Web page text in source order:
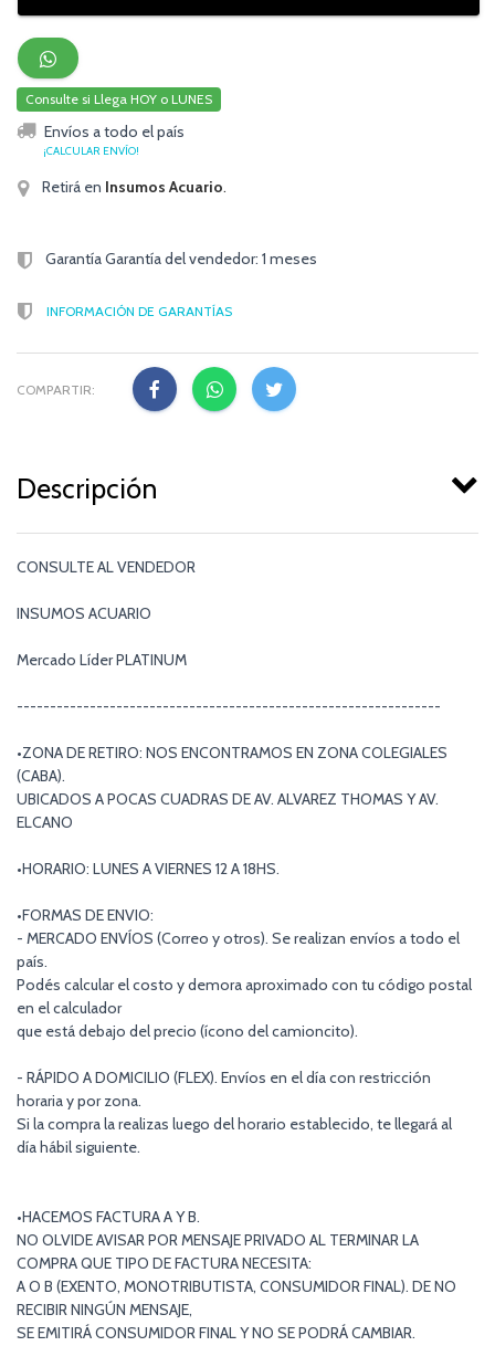
Consulte si Llega HOY o LUNES
Envíos a todo el país
¡CALCULAR ENVÍO!
Retirá en Insumos Acuario.
Garantía Garantía del vendedor: 1 meses
INFORMACIÓN DE GARANTÍAS
COMPARTIR:
Descripción
CONSULTE AL VENDEDOR
INSUMOS ACUARIO
Mercado Líder PLATINUM
----------------------------------------------------------------
•ZONA DE RETIRO: NOS ENCONTRAMOS EN ZONA COLEGIALES
(CABA).
UBICADOS A POCAS CUADRAS DE AV. ALVAREZ THOMAS Y AV.
ELCANO
•HORARIO: LUNES A VIERNES 12 A 18HS.
•FORMAS DE ENVIO:
- MERCADO ENVÍOS (Correo y otros). Se realizan envíos a todo el
país.
Podés calcular el costo y demora aproximado con tu código postal
en el calculador
que está debajo del precio (ícono del camioncito).
- RÁPIDO A DOMICILIO (FLEX). Envíos en el día con restricción
horaria y por zona.
Si la compra la realizas luego del horario establecido, te llegará al
día hábil siguiente.
•HACEMOS FACTURA A Y B.
NO OLVIDE AVISAR POR MENSAJE PRIVADO AL TERMINAR LA
COMPRA QUE TIPO DE FACTURA NECESITA:
A O B (EXENTO, MONOTRIBUTISTA, CONSUMIDOR FINAL). DE NO
RECIBIR NINGÚN MENSAJE,
SE EMITIRÁ CONSUMIDOR FINAL Y NO SE PODRÁ CAMBIAR.